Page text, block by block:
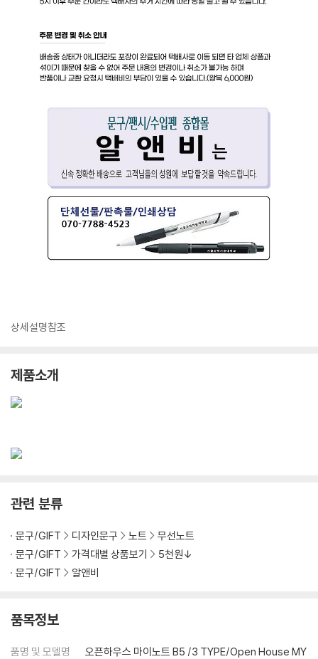
상세설명참조
제품소개
관련 분류
문구/GIFT 디자인문구 노트
무선노트
문구/GIFT
가격대별 상품보기
5천원↓
문구/GIFT
알앤비
품목정보
품명 및 모델명
오픈하우스 마이노트 B5 /3 TYPE/Open House MY